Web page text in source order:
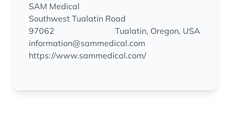
SAM Medical
Southwest Tualatin Road
97062
Tualatin, Oregon, USA
information@sammedical.com
https://www.sammedical.com/